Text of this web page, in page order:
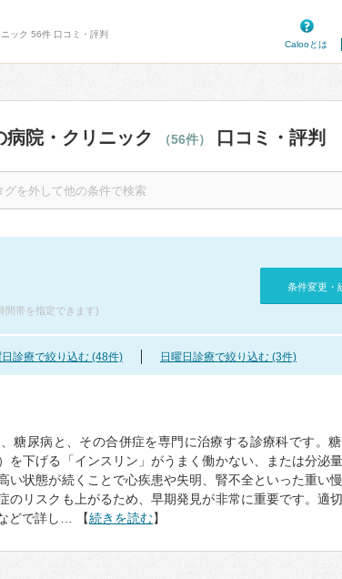
ック 56件 口コミ・評判
Calooとは
院・クリニック （56件） 口コミ・評判
間帯を指定できます)
条件変更・
診療で絞り込む (48件) 日曜日診療で絞り込む (3件)
糖尿病と、その合併症を専門に治療する診療科です。
を下げる「インスリン」がうまく働かない、または分泌
い状態が続くことで心疾患や失明、腎不全といった重い
のリスクも上がるため、早期発見が非常に重要です。適
どで詳し… 【続きを読む】